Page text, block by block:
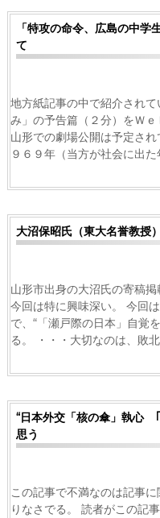
「特攻の命令、広島の中
て
地方紙記事の中で紹介され
み」の予告篇（２分）をＷ
山形での劇場公開は予定さ
９６９年（当方が社会に出
大沼保昭氏（東大名誉教授
山形市出身の大沼氏の寄稿
今回は特に興味深い。 今回
で、“「瀬戸際の日本」自覚
る。 ・・・大切なのは、敗
“日本外交「核の傘」執心
思う
この記事で不満なのは記事
りなさでる。 読者がこの記